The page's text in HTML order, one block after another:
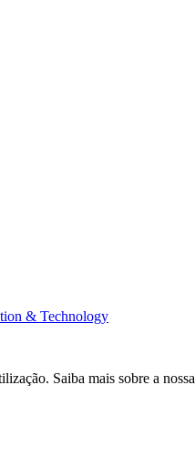
& Technology
Saiba mais sobre a nossa